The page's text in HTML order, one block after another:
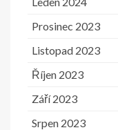
Prosinec 2023
Listopad 2023
Říjen 2023
Září 2023
Srpen 2023